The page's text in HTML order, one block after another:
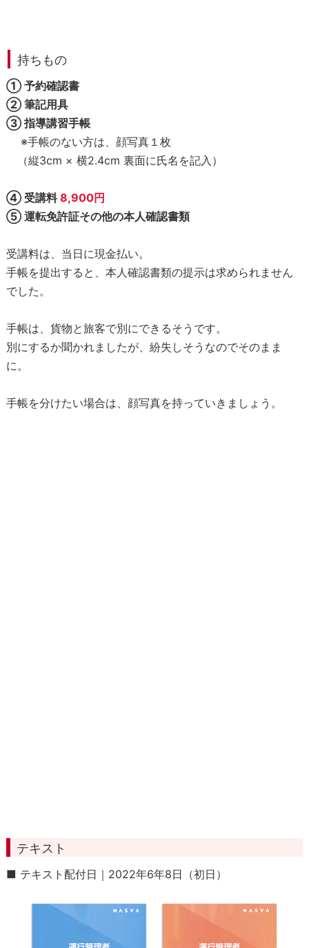
持ちもの
① 予約確認書
② 筆記用具
③ 指導講習手帳
※手帳のない方は、顔写真１枚
（縦3cm × 横2.4cm 裏面に氏名を記入）
④ 受講料8,900円
⑤ 運転免許証その他の本人確認書類
受講料は、当日に現金払い。
手帳を提出すると、本人確認書類の提示は求められません
でした。
手帳は、貨物と旅客で別にできるそうです。
別にするか聞かれましたが、紛失しそうなのでそのまま
に。
手帳を分けたい場合は、顔写真を持っていきましょう。
テキスト
■ テキスト配付日｜2022年6年8日（初日）